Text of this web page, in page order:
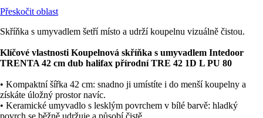
Přeskočit oblast
Skříňka s umyvadlem šetří místo a udrží koupelnu vizuálně čistou.
Klíčové vlastnosti Koupelnová skříňka s umyvadlem Intedoor
TRENTA 42 cm dub halifax přírodní TRE 42 1D L PU 80
• Kompaktní šířka 42 cm: snadno ji umístíte i do menší koupelny a
získáte úložný prostor navíc.
• Keramické umyvadlo s lesklým povrchem v bílé barvě: hladký
povrch se běžně udržuje a působí čistě.